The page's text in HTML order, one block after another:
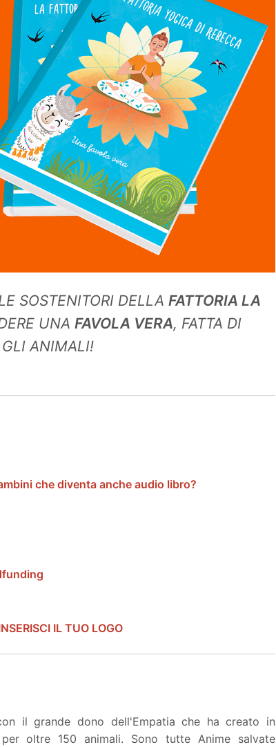
SOSTENITORI DELLA FATTORIA LA
UNA FAVOLA VERA, FATTA DI
ANIMALI!
che diventa anche audio libro?
IL TUO LOGO
il grande dono dell'Empatia che ha creato in
oltre 150 animali. Sono tutte Anime salvate